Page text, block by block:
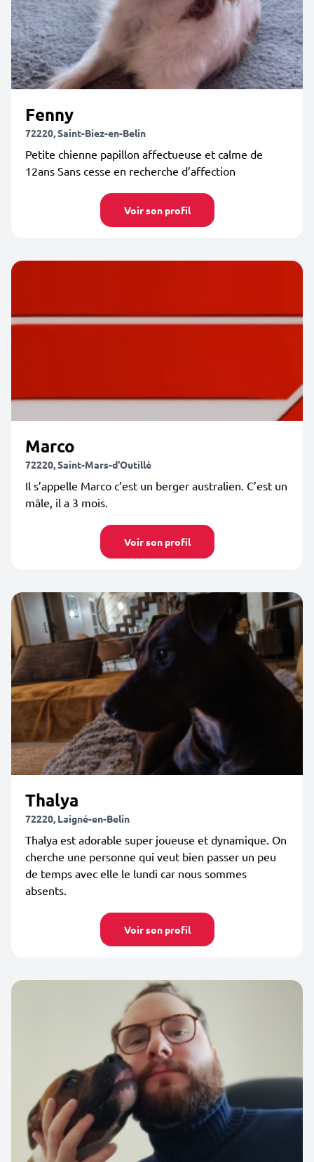
Fenny
72220, Saint-Biez-en-Belin
Petite chienne papillon affectueuse et calme de
12ans Sans cesse en recherche d’affection
Voir son profil
Marco
72220, Saint-Mars-d'Outillé
Il s’appelle Marco c’est un berger australien. C’est un
mâle, il a 3 mois.
Voir son profil
Thalya
72220, Laigné-en-Belin
Thalya est adorable super joueuse et dynamique. On
cherche une personne qui veut bien passer un peu
de temps avec elle le lundi car nous sommes
absents.
Voir son profil